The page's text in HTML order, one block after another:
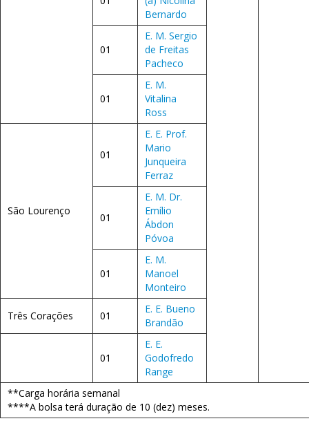
Bernardo
01
E. M. Sergio
de Freitas
Pacheco
01
E. M.
Vitalina
Ross
São Lourenço
01
E. E. Prof.
Mario
Junqueira
Ferraz
01
E. M. Dr.
Emílio
Ábdon
Póvoa
01
E. M.
Manoel
Monteiro
Três Corações 01
E. E. Bueno
Brandão
01
E. E.
Godofredo
Range
**Carga horária semanal
****A bolsa terá duração de 10 (dez) meses.